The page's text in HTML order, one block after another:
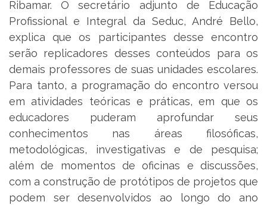
Ribamar. O secretário adjunto de Educação
Profissional e Integral da Seduc, André Bello,
explica que os participantes desse encontro
serão replicadores desses conteúdos para os
demais professores de suas unidades escolares.
Para tanto, a programação do encontro versou
em atividades teóricas e práticas, em que os
educadores puderam aprofundar seus
conhecimentos nas áreas filosóficas,
metodológicas, investigativas e de pesquisa;
além de momentos de oficinas e discussões,
com a construção de protótipos de projetos que
podem ser desenvolvidos ao longo do ano